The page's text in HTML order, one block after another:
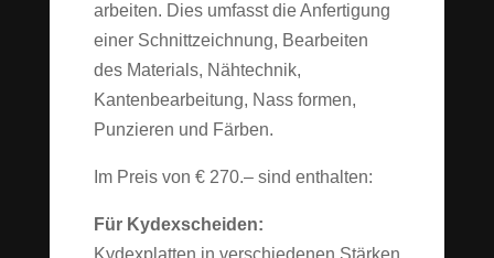
arbeiten. Dies umfasst die Anfertigung
einer Schnittzeichnung, Bearbeiten
des Materials, Nähtechnik,
Kantenbearbeitung, Nass formen,
Punzieren und Färben.
Im Preis von € 270.– sind enthalten:
Für Kydexscheiden:
Kydexplatten in verschiedenen Stärken